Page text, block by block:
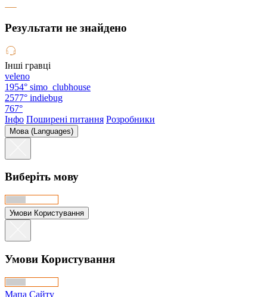
Результати не знайдено
Інші гравці
veleno
1954° simo_clubhouse
2577° indiebug
767°
Інфо Поширені питання Розробники
Мова (Languages)
Виберіть мову
Умови Користування
Умови Користування
Мапа Сайту